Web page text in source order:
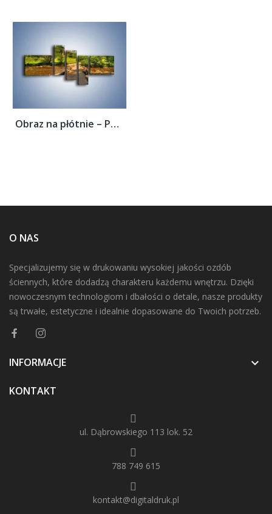
Obraz na płótnie – Powrót do rodzinnego...
O NAS
Specjalizujemy się w drukowaniu wysokiej jakości ozdób
ściennych, które dodadzą charakteru każdemu wnętrzu. Dzięki
nowoczesnym technologiom i dbałości o detale, nasze produkty
są trwałe, estetyczne i idealnie dopasowane do Twoich potrzeb.
INFORMACJE 
KONTAKT
ul. Dąbrowskiego 113 lok. 52
788 749 615
kontakt@digitaldruk.pl